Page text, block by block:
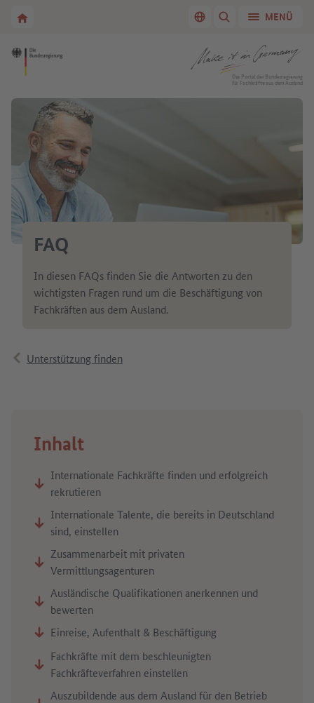
Zur Startseite von Make it in Germany Sprache wechseln
SUCHE ANZEIGEN/
MENÜ
Zur Startseite von Make it in GermanyDas Portal der Bundesregierung
für Fachkräfte aus dem Ausland
FAQ
In diesen FAQs finden Sie die Antworten zu den
wichtigsten Fragen rund um die Beschäftigung von
Fachkräften aus dem Ausland.
Unterstützung finden
Inhalt
Internationale Fachkräfte finden und erfolgreich
rekrutieren
Internationale Talente, die bereits in Deutschland
sind, einstellen
Zusammenarbeit mit privaten
Vermittlungsagenturen
Ausländische Qualifikationen anerkennen und
bewerten
Einreise, Aufenthalt & Beschäftigung
Fachkräfte mit dem beschleunigten
Fachkräfteverfahren einstellen
Auszubildende aus dem Ausland für den Betrieb